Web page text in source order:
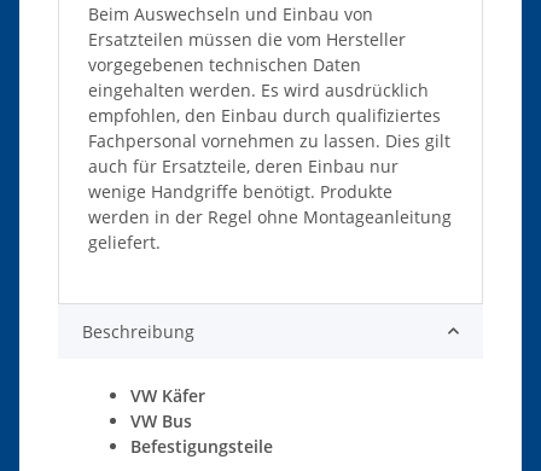
Beim Auswechseln und Einbau von
Ersatzteilen müssen die vom Hersteller
vorgegebenen technischen Daten
eingehalten werden. Es wird ausdrücklich
empfohlen, den Einbau durch qualifiziertes
Fachpersonal vornehmen zu lassen. Dies gilt
auch für Ersatzteile, deren Einbau nur
wenige Handgriffe benötigt. Produkte
werden in der Regel ohne Montageanleitung
geliefert.
Beschreibung
VW Käfer
VW Bus
Befestigungsteile